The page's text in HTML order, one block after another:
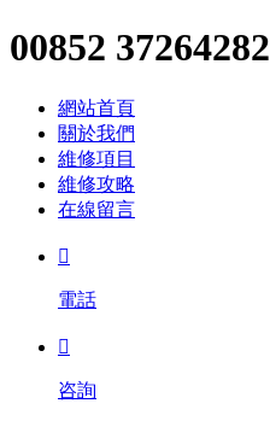
00852 37264282
網站首頁
關於我們
維修項目
維修攻略
在線留言

電話

咨詢